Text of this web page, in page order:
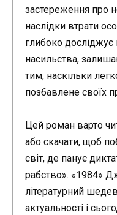
застереження про
наслідки втрати
глибоко досліджує
насильства,
тим, наскільки
позбавлене своїх
Цей роман варто
або скачати, щоб
світ, де панує
рабство». «1984»
літературний
актуальності і